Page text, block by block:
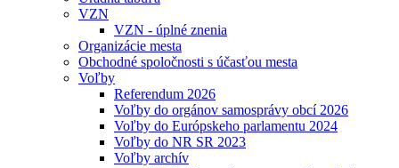
VZN
VZN - úplné znenia
Organizácie mesta
Obchodné spoločnosti s účasťou mesta
Voľby
Referendum 2026
Voľby do orgánov samosprávy obcí 2026
Voľby do Európskeho parlamentu 2024
Voľby do NR SR 2023
Voľby archív